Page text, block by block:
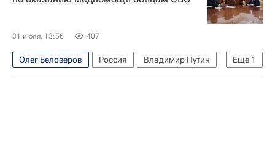
31 июля, 13:56 407
Еще 1
Олег Белозеров Россия
Владимир Путин
РЖД